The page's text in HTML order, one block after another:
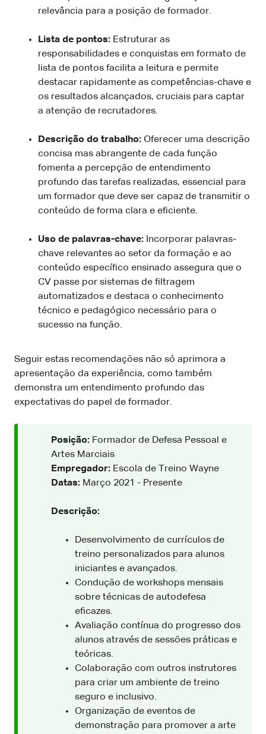
relevância para a posição de formador.
Lista de pontos: Estruturar as
responsabilidades e conquistas em formato de
lista de pontos facilita a leitura e permite
destacar rapidamente as competências-chave e
os resultados alcançados, cruciais para captar
a atenção de recrutadores.
Descrição do trabalho: Oferecer uma descrição
concisa mas abrangente de cada função
fomenta a percepção de entendimento
profundo das tarefas realizadas, essencial para
um formador que deve ser capaz de transmitir o
conteúdo de forma clara e eficiente.
Uso de palavras-chave: Incorporar palavras-
chave relevantes ao setor da formação e ao
conteúdo específico ensinado assegura que o
CV passe por sistemas de filtragem
automatizados e destaca o conhecimento
técnico e pedagógico necessário para o
sucesso na função.
Seguir estas recomendações não só aprimora a
apresentação da experiência, como também
demonstra um entendimento profundo das
expectativas do papel de formador.
Posição: Formador de Defesa Pessoal e
Artes Marciais
Empregador: Escola de Treino Wayne
Datas: Março 2021 - Presente
Descrição:
Desenvolvimento de currículos de
treino personalizados para alunos
iniciantes e avançados.
Condução de workshops mensais
sobre técnicas de autodefesa
eficazes.
Avaliação contínua do progresso dos
alunos através de sessões práticas e
teóricas.
Colaboração com outros instrutores
para criar um ambiente de treino
seguro e inclusivo.
Organização de eventos de
demonstração para promover a arte